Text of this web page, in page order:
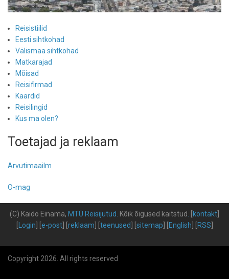
Reisistiilid
Eesti sihtkohad
Välismaa sihtkohad
Matkarajad
Mõisad
Reisifirmad
Kaardid
Reisilingid
Kus ma olen?
Toetajad ja reklaam
Arvutimaailm
O-mag
(C) Kaido Einama, MTÜ Reisijutud Kõik õigused kaitstud kontakt
Login e-post] [ reklaam teenused sitemap English RSS
Copyright 2026. All rights reserved